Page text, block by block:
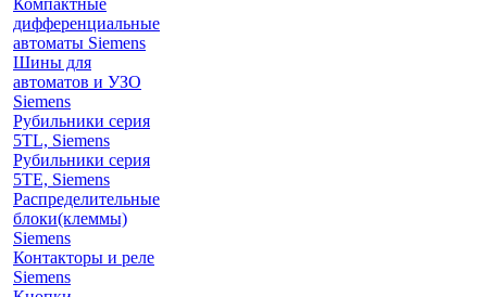
Компактные
дифференциальные
автоматы Siemens
Шины для
автоматов и УЗО
Siemens
Рубильники серия
5TL, Siemens
Рубильники серия
5TE, Siemens
Распределительные
блоки(клеммы)
Siemens
Контакторы и реле
Siemens